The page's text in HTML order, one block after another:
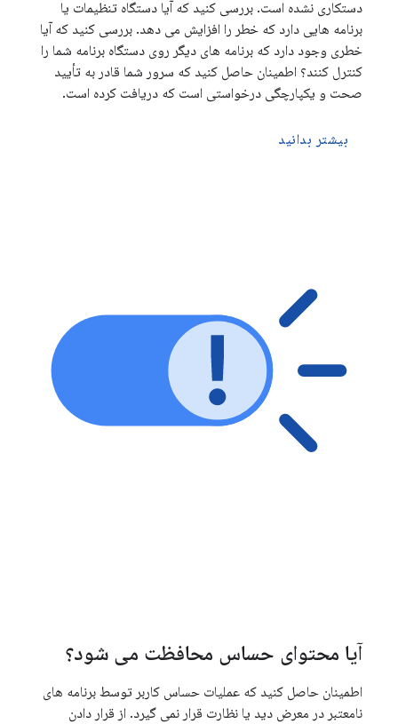
دستکاری نشده است. بررسی کنید که آیا دستگاه تنظیمات یا
برنامه هایی دارد که خطر را افزایش می دهد. بررسی کنید که آیا
خطری وجود دارد که برنامه های دیگر روی دستگاه برنامه شما را
کنترل کنند؟ اطمینان حاصل کنید که سرور شما قادر به تأیید
صحت و یکپارچگی درخواستی است که دریافت کرده است.
بیشتر بدانید
آیا محتوای حساس محافظت می شود؟
اطمینان حاصل کنید که عملیات حساس کاربر توسط برنامه های
نامعتبر در معرض دید یا نظارت قرار نمی گیرد. از قرار دادن